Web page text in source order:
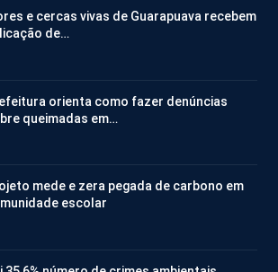
e cercas vivas de Guarapuava recebem
de…
orienta como fazer denúncias
queimadas em…
mede e zera pegada de carbono em
escolar